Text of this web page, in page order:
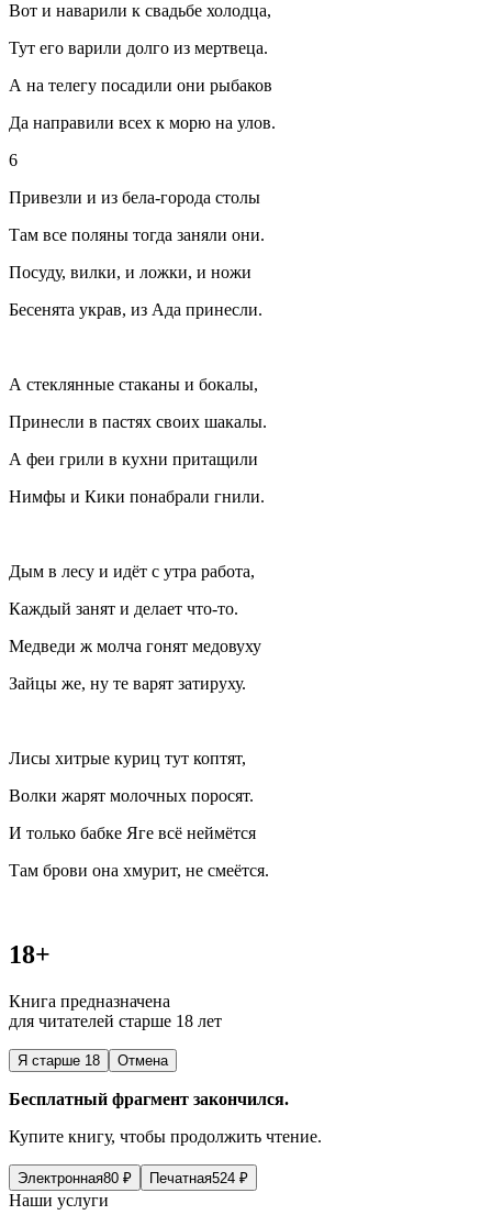
Вот и наварили к свадьбе холодца,
Тут его варили долго из мертвеца.
А на телегу посадили они рыбаков
Да направили всех к морю на улов.
6
Привезли и из бела-города столы
Там все поляны тогда заняли они.
Посуду, вилки, и ложки, и ножи
Бесенята украв, из Ада принесли.
А стеклянные стаканы и бокалы,
Принесли в пастях своих шакалы.
А феи грили в кухни притащили
Нимфы и Кики понабрали гнили.
Дым в лесу и идёт с утра работа,
Каждый занят и делает что-то.
Медведи ж молча гонят медовуху
Зайцы же, ну те варят затируху.
Лисы хитрые куриц тут коптят,
Волки жарят молочных поросят.
И только бабке Яге всё неймётся
Там брови она хмурит, не смеётся.
18+
Книга предназначена
для читателей старше 18 лет
Я старше 18 Отмена
Бесплатный фрагмент закончился.
Купите книгу, чтобы продолжить чтение.
Электронная80 ₽ Печатная524 ₽
Наши услуги